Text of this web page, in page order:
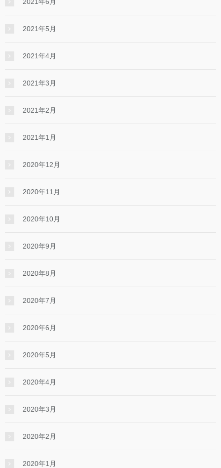
2021年5月
2021年4月
2021年3月
2021年2月
2021年1月
2020年12月
2020年11月
2020年10月
2020年9月
2020年8月
2020年7月
2020年6月
2020年5月
2020年4月
2020年3月
2020年2月
2020年1月